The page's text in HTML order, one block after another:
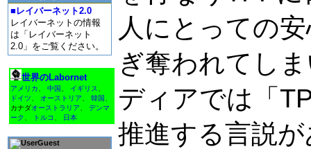
■レイバーネット2.0
レイバーネットの情報
は「レイバーネット
2.0」をご覧ください。
世界のLabornet
アメリカ 中国 イギリス
ドイツ
オーストリア 韓国
カナダオーストラリア
デンマ
ーク
トルコ 日本
Guest
人にとっての
ぎ奪われてし
ディアでは「
推進する言説